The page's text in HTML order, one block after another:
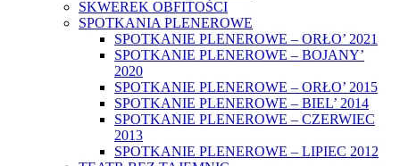
SKWEREK OBFITOŚCI
SPOTKANIA PLENEROWE
SPOTKANIE PLENEROWE – ORŁO’ 2021
SPOTKANIE PLENEROWE – BOJANY’
2020
SPOTKANIE PLENEROWE – ORŁO’ 2015
SPOTKANIE PLENEROWE – BIEL’ 2014
SPOTKANIE PLENEROWE – CZERWIEC
2013
SPOTKANIE PLENEROWE – LIPIEC 2012